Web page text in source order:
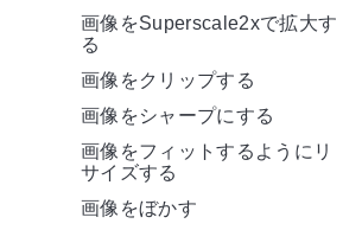
画像をSuperscale2xで拡大す
る
画像をクリップする
画像をシャープにする
画像をフィットするようにリ
サイズする
画像をぼかす